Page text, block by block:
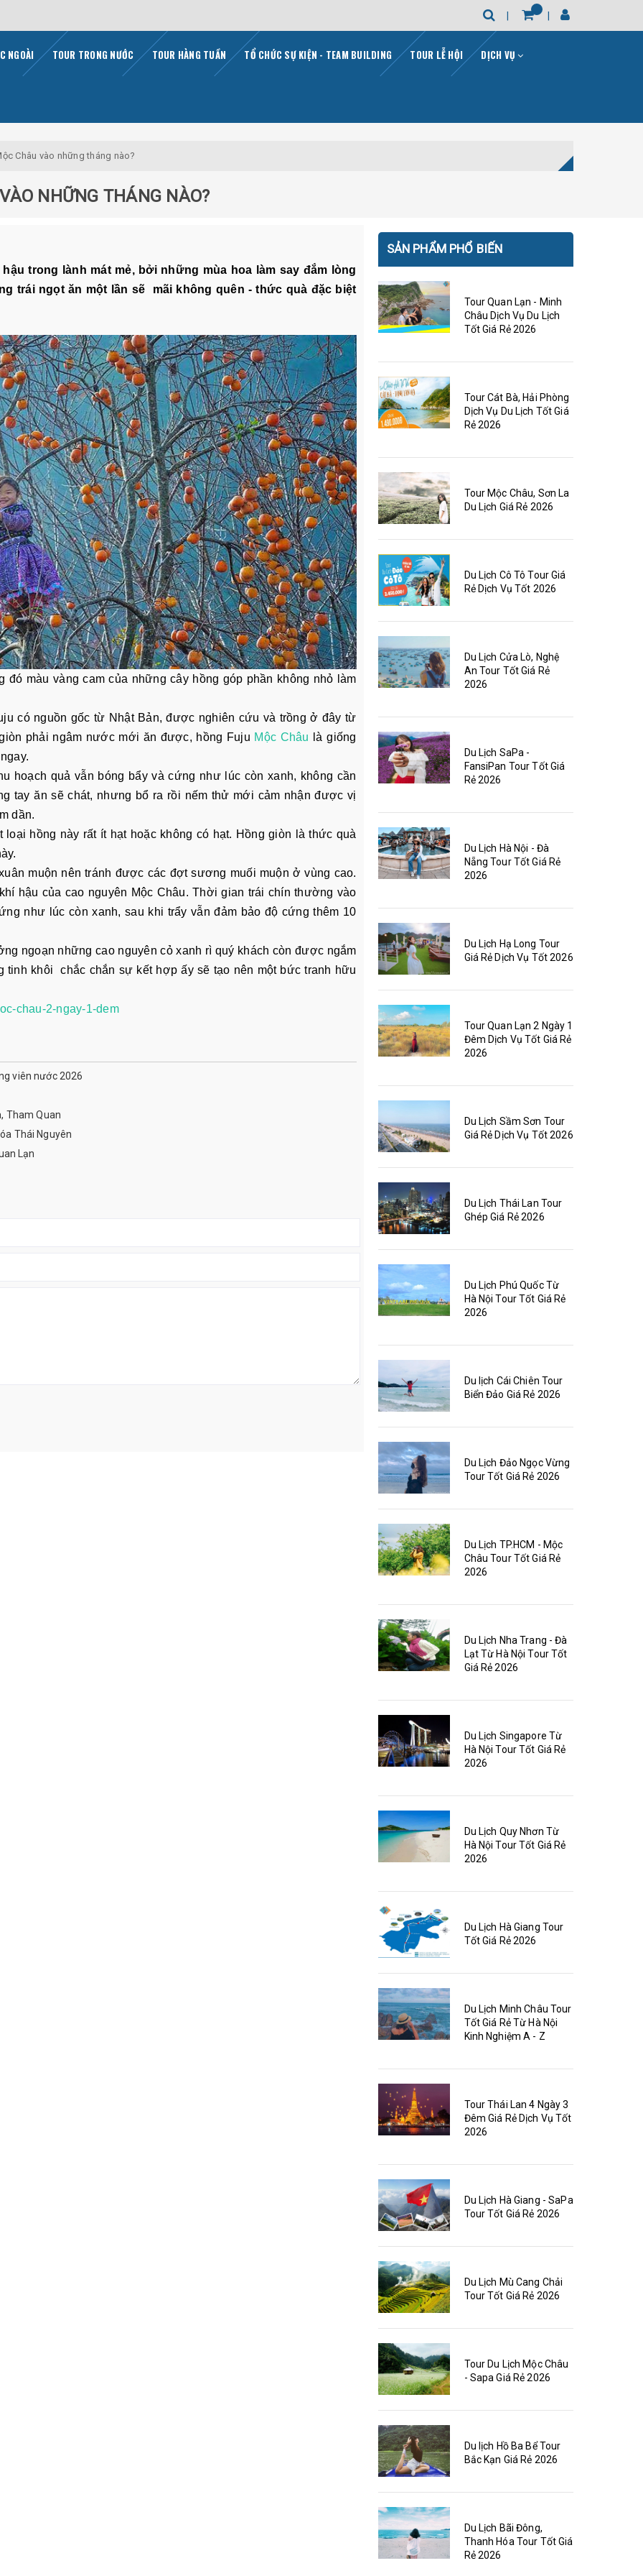
NGOÀI TOUR TRONG NƯỚC TOUR HÀNG TUẦN TỔ CHỨC SỰ KIỆN - TEAM BUILDING TOUR LỄ HỘI DỊCH VỤ
Châu vào những tháng nào?
NHỮNG THÁNG NÀO?
trong lành mát mẻ, bởi những mùa hoa làm say đắm lòng
trái ngọt ăn một lần sẽ mãi không quên - thức quà đặc biệt
màu vàng cam của những cây hồng góp phần không nhỏ làm
có nguồn gốc từ Nhật Bản, được nghiên cứu và trồng ở đây từ
phải ngâm nước mới ăn được, hồng Fuju Mộc Châu
là giống
hoạch quả vẫn bóng bẩy và cứng như lúc còn xanh, không cần
tay ăn sẽ chát, nhưng bổ ra rồi nếm thử mới cảm nhận được vị
dần.
hồng này rất ít hạt hoặc không có hạt. Hồng giòn là thức quà
muộn nên tránh được các đợt sương muối muộn ở vùng cao.
hậu của cao nguyên Mộc Châu. Thời gian trái chín thường vào
như lúc còn xanh, sau khi trẩy vẫn đảm bảo độ cứng thêm 10
ngoạn những cao nguyên cỏ xanh rì quý khách còn được ngắm
khôi chắc chắn sự kết hợp ấy sẽ tạo nên một bức tranh hữu
chau-2-ngay-1-dem
viên nước 2026
Tham Quan
Thái Nguyên
Lạn
SẢN PHẨM PHỔ BIẾN
Tour Quan Lạn - Minh
Châu Dịch Vụ Du Lịch
Tốt Giá Rẻ 2026
Tour Cát Bà, Hải Phòng
Dịch Vụ Du Lịch Tốt Giá
Rẻ 2026
Tour Mộc Châu, Sơn La
Du Lịch Giá Rẻ 2026
Du Lịch Cô Tô Tour Giá
Rẻ Dịch Vụ Tốt 2026
Du Lịch Cửa Lò, Nghệ
An Tour Tốt Giá Rẻ
2026
Du Lịch SaPa -
FansiPan Tour Tốt Giá
Rẻ 2026
Du Lịch Hà Nội - Đà
Nẵng Tour Tốt Giá Rẻ
2026
Du Lịch Hạ Long Tour
Giá Rẻ Dịch Vụ Tốt 2026
Tour Quan Lạn 2 Ngày 1
Đêm Dịch Vụ Tốt Giá Rẻ
2026
Du Lịch Sầm Sơn Tour
Giá Rẻ Dịch Vụ Tốt 2026
Du Lịch Thái Lan Tour
Ghép Giá Rẻ 2026
Du Lịch Phú Quốc Từ
Hà Nội Tour Tốt Giá Rẻ
2026
Du lịch Cái Chiên Tour
Biển Đảo Giá Rẻ 2026
Du Lịch Đảo Ngọc Vừng
Tour Tốt Giá Rẻ 2026
Du Lịch TP.HCM - Mộc
Châu Tour Tốt Giá Rẻ
2026
Du Lịch Nha Trang - Đà
Lạt Từ Hà Nội Tour Tốt
Giá Rẻ 2026
Du Lịch Singapore Từ
Hà Nội Tour Tốt Giá Rẻ
2026
Du Lịch Quy Nhơn Từ
Hà Nội Tour Tốt Giá Rẻ
2026
Du Lịch Hà Giang Tour
Tốt Giá Rẻ 2026
Du Lịch Minh Châu Tour
Tốt Giá Rẻ Từ Hà Nội
Kinh Nghiệm A - Z
Tour Thái Lan 4 Ngày 3
Đêm Giá Rẻ Dịch Vụ Tốt
2026
Du Lịch Hà Giang - SaPa
Tour Tốt Giá Rẻ 2026
Du Lịch Mù Cang Chải
Tour Tốt Giá Rẻ 2026
Tour Du Lịch Mộc Châu
- Sapa Giá Rẻ 2026
Du lịch Hồ Ba Bể Tour
Bắc Kạn Giá Rẻ 2026
Du Lịch Bãi Đông,
Thanh Hóa Tour Tốt Giá
Rẻ 2026